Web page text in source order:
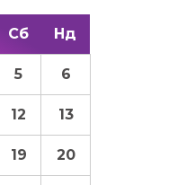
Сб Нд
5 6
12 13
19 20